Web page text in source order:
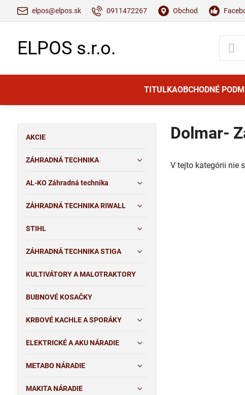
elpos@elpos.sk 0911472267 Obchod
ELPOS s.r.o.
TITULKAOBCHODNÉ
Dolmar-
V tejto kategórii nie
AKCIE
ZÁHRADNÁ TECHNIKA
AL-KO Záhradná technika
ZÁHRADNÁ TECHNIKA RIWALL
STIHL
ZÁHRADNÁ TECHNIKA STIGA
KULTIVÁTORY A MALOTRAKTORY
BUBNOVÉ KOSAČKY
KRBOVÉ KACHLE A SPORÁKY
ELEKTRICKÉ A AKU NÁRADIE
METABO NÁRADIE
MAKITA NÁRADIE